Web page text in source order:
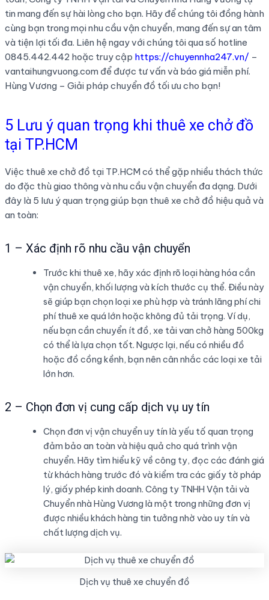
tin mang đến sự hài lòng cho bạn. Hãy để chúng tôi đồng hành
cùng bạn trong mọi nhu cầu vận chuyển, mang đến sự an tâm
và tiện lợi tối đa. Liên hệ ngay với chúng tôi qua số hotline
0845.442.442 hoặc truy cập https://chuyennha247.vn/ –
vantaihungvuong.com để được tư vấn và báo giá miễn phí.
Hùng Vương – Giải pháp chuyển đồ tối ưu cho bạn!
5 Lưu ý quan trọng khi thuê xe chở đồ
tại TP.HCM
Việc thuê xe chở đồ tại TP.HCM có thể gặp nhiều thách thức
do đặc thù giao thông và nhu cầu vận chuyển đa dạng. Dưới
đây là 5 lưu ý quan trọng giúp bạn thuê xe chở đồ hiệu quả và
an toàn:
1 – Xác định rõ nhu cầu vận chuyển
Trước khi thuê xe, hãy xác định rõ loại hàng hóa cần
vận chuyển, khối lượng và kích thước cụ thể. Điều này
sẽ giúp bạn chọn loại xe phù hợp và tránh lãng phí chi
phí thuê xe quá lớn hoặc không đủ tải trọng. Ví dụ,
nếu bạn cần chuyển ít đồ, xe tải van chở hàng 500kg
có thể là lựa chọn tốt. Ngược lại, nếu có nhiều đồ
hoặc đồ cồng kềnh, bạn nên cân nhắc các loại xe tải
lớn hơn.
2 – Chọn đơn vị cung cấp dịch vụ uy tín
Chọn đơn vị vận chuyển uy tín là yếu tố quan trọng
đảm bảo an toàn và hiệu quả cho quá trình vận
chuyển. Hãy tìm hiểu kỹ về công ty, đọc các đánh giá
từ khách hàng trước đó và kiểm tra các giấy tờ pháp
lý, giấy phép kinh doanh. Công ty TNHH Vận tải và
Chuyển nhà Hùng Vương là một trong những đơn vị
được nhiều khách hàng tin tưởng nhờ vào uy tín và
chất lượng dịch vụ.
Dịch vụ thuê xe chuyển đồ